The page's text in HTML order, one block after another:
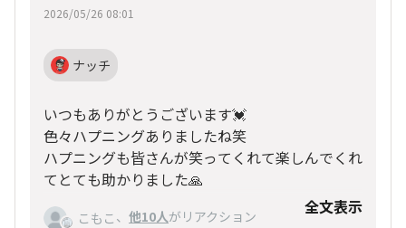
2026/05/26 08:01
ナッチ
いつもありがとうございます💓
色々ハプニングありましたね笑
ハプニングも皆さんが笑ってくれて楽しんでくれ
てとても助かりました🙏
28日も頑張ります！！！
こもこ 、 他10人がリアクション 全文表示